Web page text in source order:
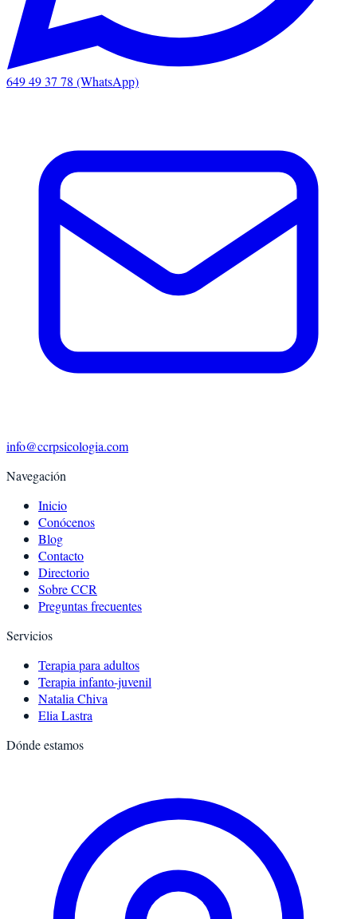
649 49 37 78 (WhatsApp)
info@ccrpsicologia.com
Navegación
Inicio
Conócenos
Blog
Contacto
Directorio
Sobre CCR
Preguntas frecuentes
Servicios
Terapia para adultos
Terapia infanto-juvenil
Natalia Chiva
Elia Lastra
Dónde estamos